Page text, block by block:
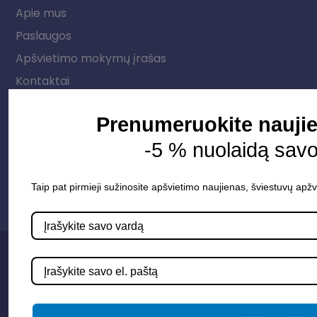
Apie mus
Paslaugos
Apšvietimo mokymų įrašas
Kontaktai
Susisiekime
+3706 279 7213
Prenumeruokite
-5 % nuolaidą
Taip pat pirmieji sužinosite apšvietimo naujienas, šviestuvų